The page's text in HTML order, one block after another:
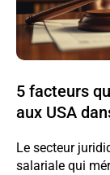
5 facteurs
aux USA
Le secteur
salariale qui